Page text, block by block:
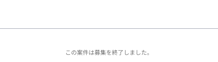
この案件は募集を終了しました。